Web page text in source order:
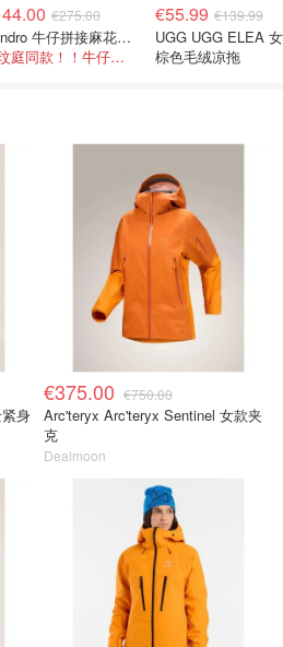
€275.00
Sandro 牛仔拼接麻花针织夹克
金玟庭同款！！牛仔拼接超有层次感
€55.99 €139.99
UGG UGG ELEA
棕色毛绒凉拖
身
€375.00 €750.00
Arc'teryx Arc'teryx Sentinel 女款夹
克
Dealmoon